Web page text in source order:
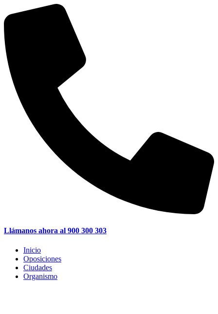
al
contenido
Llámanos ahora al 900 300 303
Inicio
Oposiciones
Ciudades
Organismo